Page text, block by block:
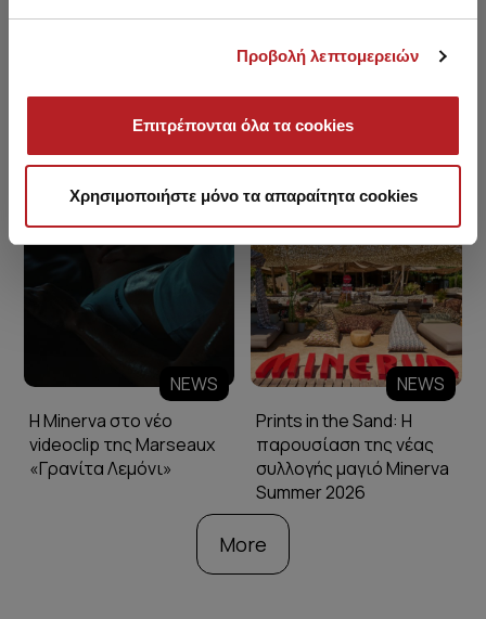
Προβολή λεπτομερειών
Επιτρέπονται όλα τα cookies
Χρησιμοποιήστε μόνο τα απαραίτητα cookies
Minerva Blog
NEWS
Η Minerva στο νέο
videoclip της Marseaux
«Γρανίτα Λεμόνι»
NEWS
Prints in the Sand: Η
παρουσίαση της νέας
συλλογής μαγιό Minerva
Summer 2026
More